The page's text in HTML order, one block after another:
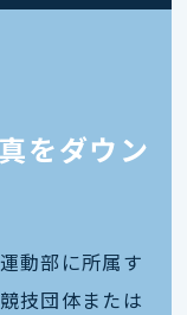
をダウン
動部に所属す
技団体または